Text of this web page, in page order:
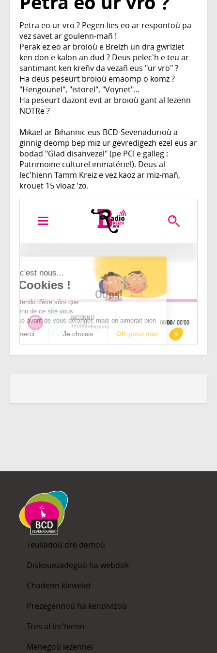
Petra eo ur vro ? Pegen lies eo ar respontoù pa
vez savet ar goulenn-mañ !
Perak ez eo ar broioù e Breizh un dra gwriziet
ken don e kalon an dud ? Deus pelec'h e teu ar
santimant ken kreñv da vezañ eus "ur vro" ?
Ha deus peseurt broioù emaomp o komz ?
"Hengounel", "istorel", "Voynet"...
Ha peseurt dazont evit ar broioù gant al lezenn
NOTRe ?
Mikael ar Bihannic eus BCD-Sevenadurioù a
ginnig deomp bep miz ur gevredigezh ezel eus ar
bodad "Glad disanvezel" (pe PCI e galleg :
Patrimoine culturel immatériel). Deus al
lec'hienn Tamm Kreiz e vez kaoz ar miz-mañ,
krouet 15 vloaz 'zo.
Teuliadoù dre demoù
Diskouezadegoù ha webdok
Chadenn klewelet
Prezegennoù ha kendivizoù
Tres al lec’hienn
Menegoù lezennel